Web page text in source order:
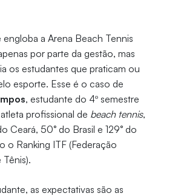
a Arena Beach Tennis
por parte da gestão, mas
os estudantes que praticam ou
esporte. Esse é o caso de
, estudante do 4º semestre
profissional de beach tennis,
Ceará, 50° do Brasil e 129° do
o Ranking ITF (Federação
as expectativas são as